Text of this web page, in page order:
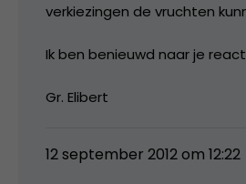
verkiezingen de vruchten
Ik ben benieuwd naar je
Gr. Elibert
12 september 2012 om 12:22